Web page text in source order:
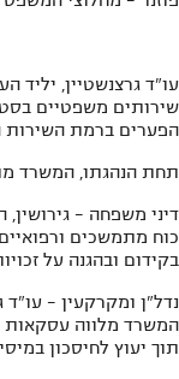
עו"ד גרצנשטיין, יליד
שירותים משפטיים
הפערים ברמת השירות
תחת הנהגתו, המשרד
דיני משפחה - גירושין,
כוח מתמשכים
בקידום ובהגנה על
נדל"ן ומקרקעין - עו"ד
המשרד מלווה עסקאות
תוך יעוץ לחיסכון